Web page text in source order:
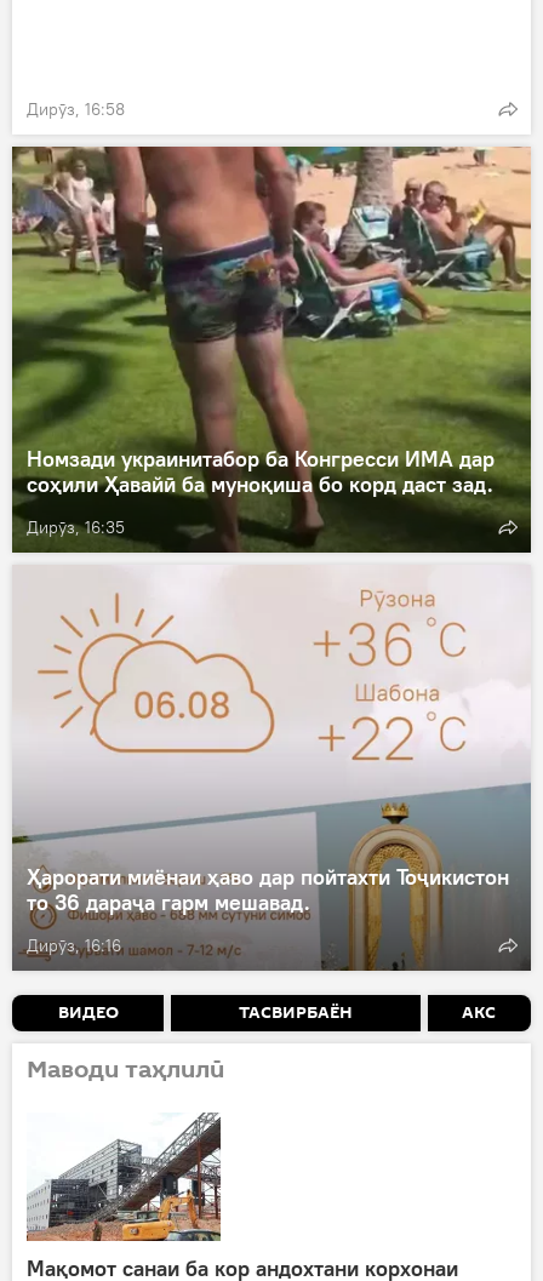
Дирӯз, 16:58
Номзади украинитабор ба Конгресси ИМА дар
соҳили Ҳавайӣ ба муноқиша бо корд даст зад.
Дирӯз, 16:35
Ҳарорати миёнаи ҳаво дар пойтахти Тоҷикистон
то 36 дараҷа гарм мешавад.
Дирӯз, 16:16
ВИДЕО ТАСВИРБАЁН АКС
Маводи таҳлилӣ
Мақомот санаи ба кор андохтани корхонаи